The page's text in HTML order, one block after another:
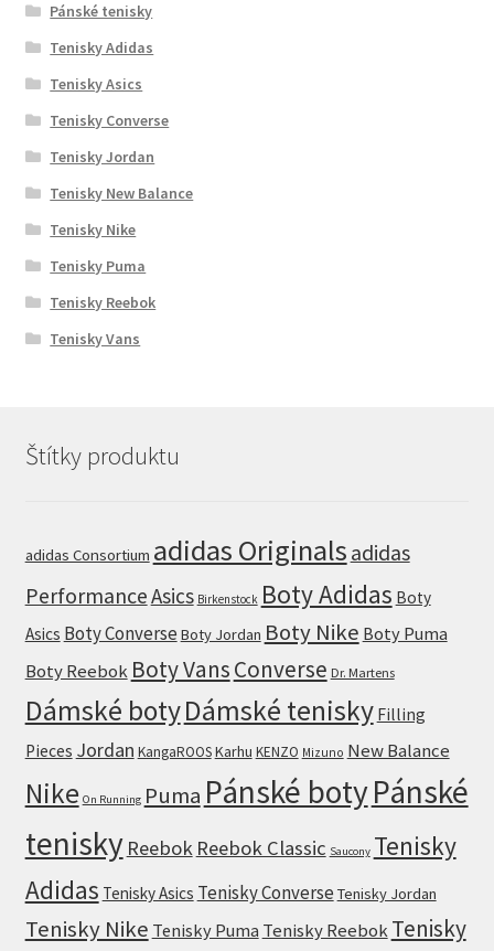
Pánské tenisky
Tenisky Adidas
Tenisky Asics
Tenisky Converse
Tenisky Jordan
Tenisky New Balance
Tenisky Nike
Tenisky Puma
Tenisky Reebok
Tenisky Vans
Štítky produktu
adidas Consortium adidas Originals adidas
PerformanceAsics Birkenstock Boty Adidas Boty
Asics Boty Converse Boty Jordan Boty Nike Boty Puma
Boty Reebok Boty VansConverse Dr. Martens
Dámské botyDámské tenisky Filling
Pieces Jordan KangaROOSKarhu KENZO Mizuno New Balance
Nike On Running Puma Pánské botyPánské
tenisky Reebok Reebok Classic Saucony Tenisky
Adidas Tenisky Asics Tenisky Converse Tenisky Jordan
Tenisky Nike Tenisky Puma Tenisky Reebok Tenisky